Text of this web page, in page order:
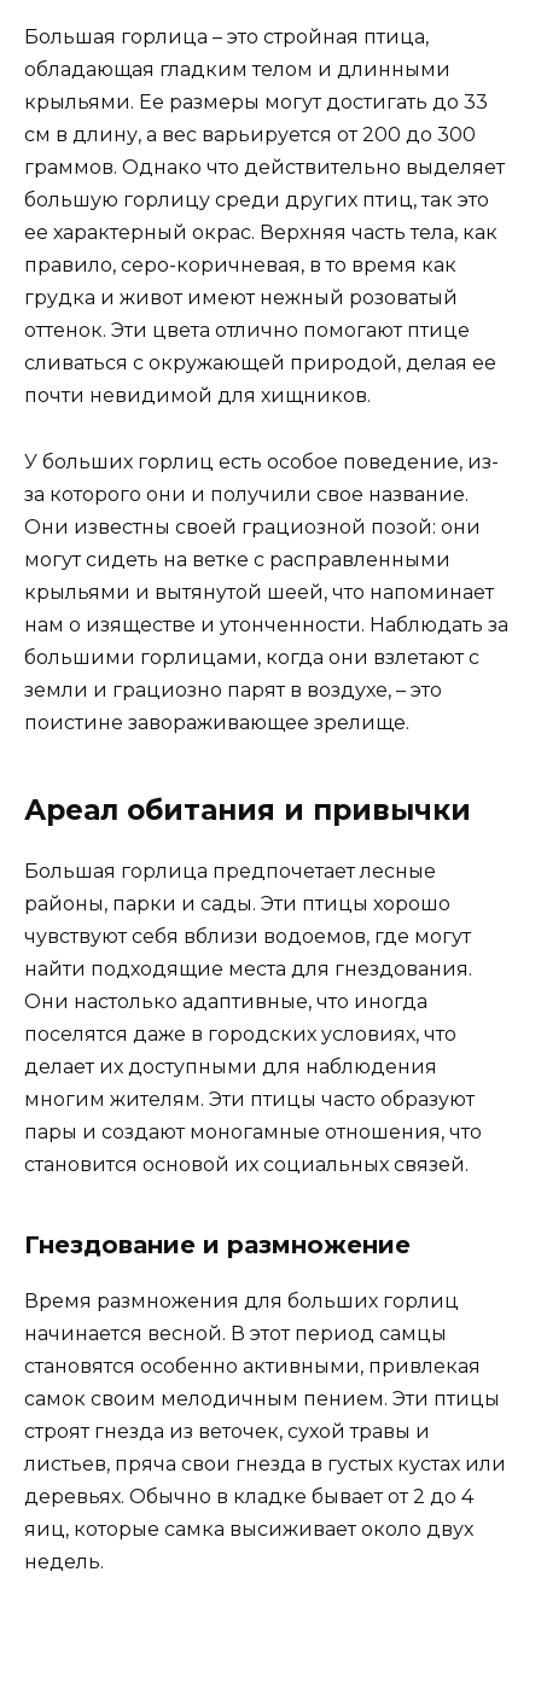
Большая горлица – это стройная птица,
обладающая гладким телом и длинными
крыльями. Ее размеры могут достигать до 33
см в длину, а вес варьируется от 200 до 300
граммов. Однако что действительно выделяет
большую горлицу среди других птиц, так это
ее характерный окрас. Верхняя часть тела, как
правило, серо-коричневая, в то время как
грудка и живот имеют нежный розоватый
оттенок. Эти цвета отлично помогают птице
сливаться с окружающей природой, делая ее
почти невидимой для хищников.
У больших горлиц есть особое поведение, из-
за которого они и получили свое название.
Они известны своей грациозной позой: они
могут сидеть на ветке с расправленными
крыльями и вытянутой шеей, что напоминает
нам о изяществе и утонченности. Наблюдать за
большими горлицами, когда они взлетают с
земли и грациозно парят в воздухе, – это
поистине завораживающее зрелище.
Ареал обитания и привычки
Большая горлица предпочетает лесные
районы, парки и сады. Эти птицы хорошо
чувствуют себя вблизи водоемов, где могут
найти подходящие места для гнездования.
Они настолько адаптивные, что иногда
поселятся даже в городских условиях, что
делает их доступными для наблюдения
многим жителям. Эти птицы часто образуют
пары и создают моногамные отношения, что
становится основой их социальных связей.
Гнездование и размножение
Время размножения для больших горлиц
начинается весной. В этот период самцы
становятся особенно активными, привлекая
самок своим мелодичным пением. Эти птицы
строят гнезда из веточек, сухой травы и
листьев, пряча свои гнезда в густых кустах или
деревьях. Обычно в кладке бывает от 2 до 4
яиц, которые самка высиживает около двух
недель.